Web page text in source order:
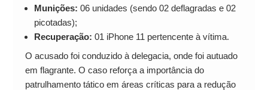
Munições: 06 unidades (sendo 02 deflagradas e 02
picotadas);
Recuperação: 01 iPhone 11 pertencente à vítima.
O acusado foi conduzido à delegacia, onde foi autuado
em flagrante. O caso reforça a importância do
patrulhamento tático em áreas críticas para a redução